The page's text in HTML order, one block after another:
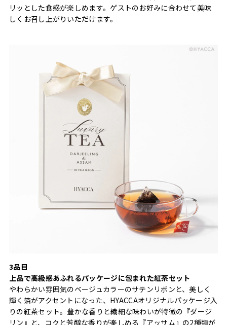
リッとした食感が楽しめます。ゲストのお好みに合わせて美味
しくお召し上がりいただけます。
3品目
上品で高級感あふれるパッケージに包まれた紅茶セット
やわらかい雰囲気のベージュカラーのサテンリボンと、美しく
輝く箔がアクセントになった、HYACCAオリジナルパッケージ入
りの紅茶セット。豊かな香りと繊細な味わいが特徴の『ダージ
リン』と、コクと芳醇な香りが楽しめる『アッサム』の2種類が